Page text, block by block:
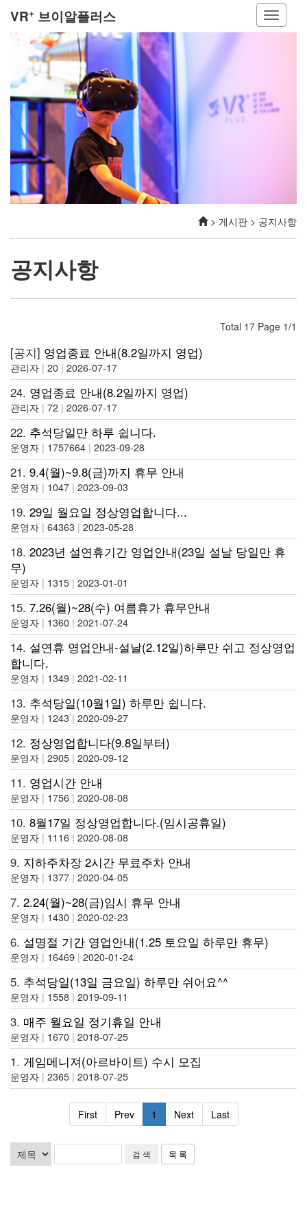
VR+ 브이알플러스
> 게시판 > 공지사항
공지사항
Total 17 Page 1/1
[공지] 영업종료 안내(8.2일까지 영업)
관리자 | 20 | 2026-07-17
24. 영업종료 안내(8.2일까지 영업)
관리자 | 72 | 2026-07-17
22. 추석당일만 하루 쉽니다.
운영자 | 1757664 | 2023-09-28
21. 9.4(월)~9.8(금)까지 휴무 안내
운영자 | 1047 | 2023-09-03
19. 29일 월요일 정상영업합니다...
운영자 | 64363 | 2023-05-28
18. 2023년 설연휴기간 영업안내(23일 설날 당일만 휴
무)
운영자 | 1315 | 2023-01-01
15. 7.26(월)~28(수) 여름휴가 휴무안내
운영자 | 1360 | 2021-07-24
14. 설연휴 영업안내-설날(2.12일)하루만 쉬고 정상영업
합니다.
운영자 | 1349 | 2021-02-11
13. 추석당일(10월1일) 하루만 쉽니다.
운영자 | 1243 | 2020-09-27
12. 정상영업합니다(9.8일부터)
운영자 | 2905 | 2020-09-12
11. 영업시간 안내
운영자 | 1756 | 2020-08-08
10. 8월17일 정상영업합니다.(임시공휴일)
운영자 | 1116 | 2020-08-08
9. 지하주차장 2시간 무료주차 안내
운영자 | 1377 | 2020-04-05
7. 2.24(월)~28(금)임시 휴무 안내
운영자 | 1430 | 2020-02-23
6. 설명절 기간 영업안내(1.25 토요일 하루만 휴무)
운영자 | 16469 | 2020-01-24
5. 추석당일(13일 금요일) 하루만 쉬어요^^
운영자 | 1558 | 2019-09-11
3. 매주 월요일 정기휴일 안내
운영자 | 1670 | 2018-07-25
1. 게임메니져(아르바이트) 수시 모집
운영자 | 2365 | 2018-07-25
First Prev 1 Next Last
목 록